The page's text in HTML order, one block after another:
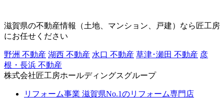
滋賀県の不動産情報（土地、マンション、戸建）なら匠工房
にお任せください
野洲 不動産 湖西 不動産 水口 不動産 草津･瀬田 不動産 彦
根・長浜 不動産
株式会社匠工房ホールディングスグループ
リフォーム事業 滋賀県No.1のリフォーム専門店